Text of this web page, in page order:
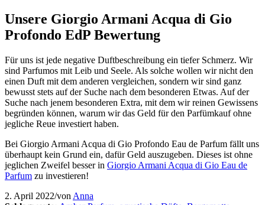
Unsere Giorgio Armani Acqua di Gio
Profondo EdP Bewertung
Für uns ist jede negative Duftbeschreibung ein tiefer Schmerz. Wir
sind Parfumos mit Leib und Seele. Als solche wollen wir nicht den
einen Duft mit dem anderen vergleichen, sondern wir sind ganz
bewusst stets auf der Suche nach dem besonderen Etwas. Auf der
Suche nach jenem besonderen Extra, mit dem wir reinen Gewissens
begründen können, warum wir das Geld für den Parfümkauf ohne
jegliche Reue investiert haben.
Bei Giorgio Armani Acqua di Gio Profondo Eau de Parfum fällt uns
überhaupt kein Grund ein, dafür Geld auszugeben. Dieses ist ohne
jeglichen Zweifel besser in Giorgio Armani Acqua di Gio Eau de
Parfum zu investieren!
2. April 2022/von Anna